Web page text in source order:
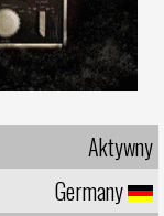
Aktywny
Germany